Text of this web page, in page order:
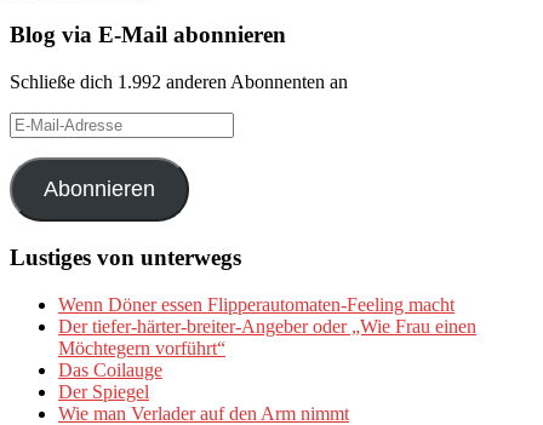
Blog via E-Mail abonnieren
Schließe dich 1.992 anderen Abonnenten an
E-
Mail-
Adresse
Abonnieren
Lustiges von unterwegs
Wenn Döner essen Flipperautomaten-Feeling macht
Der tiefer-härter-breiter-Angeber oder „Wie Frau einen
Möchtegern vorführt“
Das Coilauge
Der Spiegel
Wie man Verlader auf den Arm nimmt